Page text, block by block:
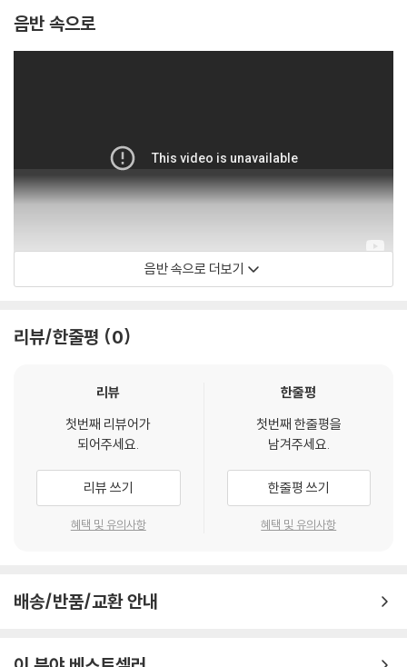
등이 발생할 수 있습니다.
※ 반품/교환 안내
관련 사진과 동영상 및 재생 기기 모델명을 첨부하여 첨부하여 고객센터에
2) LP는 잦은 배송 과정에서 재킷에 손상이 발생할 가능성이 높고 재판매
음반 속으로
음반 속으로 더보기
리뷰/한줄평 0
리뷰
첫번째 리뷰어가
되어주세요.
리뷰 쓰기
혜택 및 유의사항
한줄평
첫번째 한줄평을
남겨주세요.
한줄평 쓰기
혜택 및 유의사항
배송/반품/교환 안내